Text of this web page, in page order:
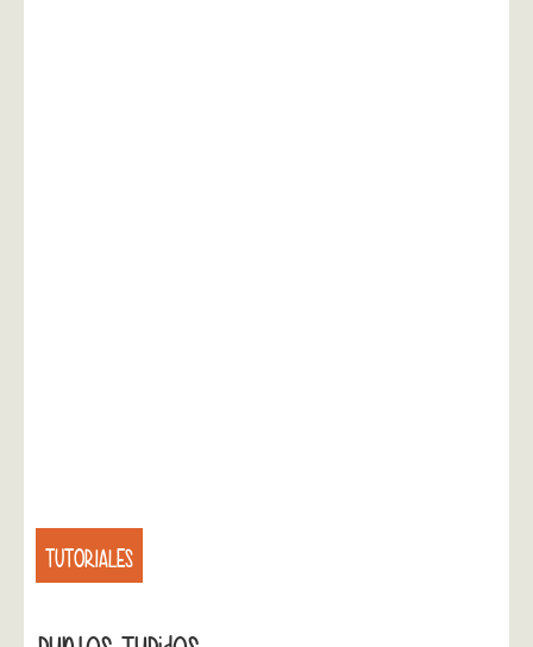
TUTORIALES